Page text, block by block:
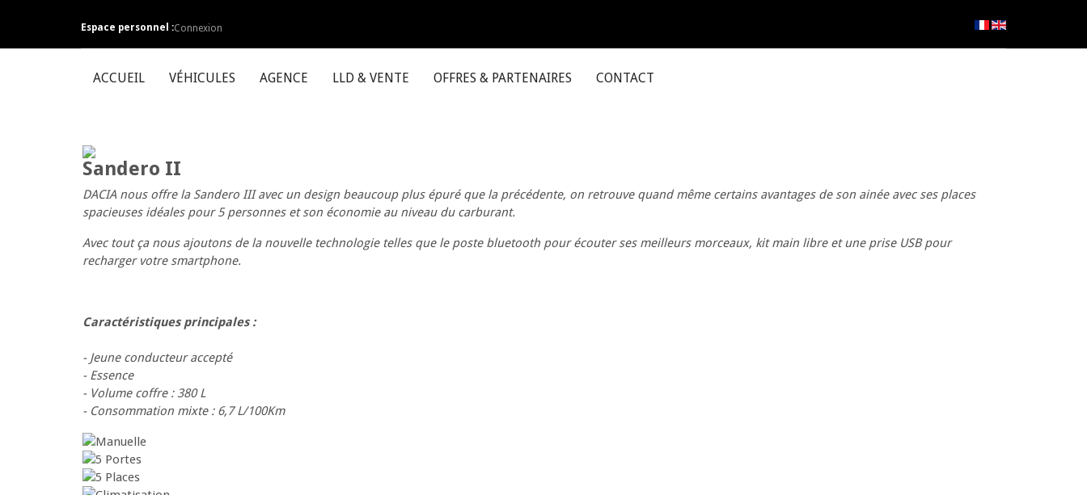
Espace personnel :Connexion
ACCUEIL VÉHICULES AGENCE LLD & VENTE OFFRES & PARTENAIRES CONTACT
Sandero II
DACIA nous offre la Sandero III avec un design beaucoup plus épuré que la précédente, on retrouve quand même certains avantages de son ainée avec ses places
spacieuses idéales pour 5 personnes et son économie au niveau du carburant.
Avec tout ça nous ajoutons de la nouvelle technologie telles que le poste bluetooth pour écouter ses meilleurs morceaux, kit main libre et une prise USB pour
recharger votre smartphone.
Caractéristiques principales :
- Jeune conducteur accepté
- Essence
- Volume coffre : 380 L
- Consommation mixte : 6,7 L/100Km